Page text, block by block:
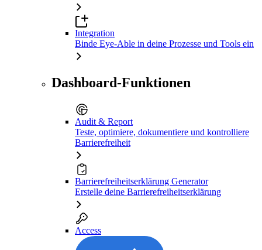
Integration
Binde Eye-Able in deine Prozesse und Tools ein
Dashboard-Funktionen
Audit & Report
Teste, optimiere, dokumentiere und kontrolliere
Barrierefreiheit
Barrierefreiheitserklärung Generator
Erstelle deine Barrierefreiheitserklärung
Access